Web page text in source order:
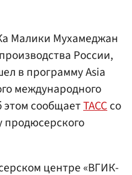
Малики Мухамеджан
России,
в программу Asia
международного
этом сообщаетТАССсо
продюсерского
центре «ВГИК-